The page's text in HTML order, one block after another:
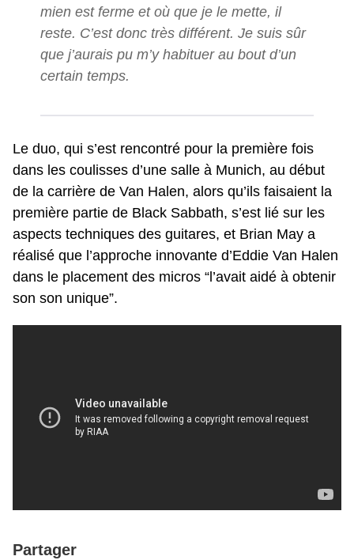
mien est ferme et où que je le mette, il
reste. C’est donc très différent. Je suis sûr
que j’aurais pu m’y habituer au bout d’un
certain temps.
Le duo, qui s’est rencontré pour la première fois
dans les coulisses d’une salle à Munich, au début
de la carrière de Van Halen, alors qu’ils faisaient la
première partie de Black Sabbath, s’est lié sur les
aspects techniques des guitares, et Brian May a
réalisé que l’approche innovante d’Eddie Van Halen
dans le placement des micros “l’avait aidé à obtenir
son son unique”.
Partager